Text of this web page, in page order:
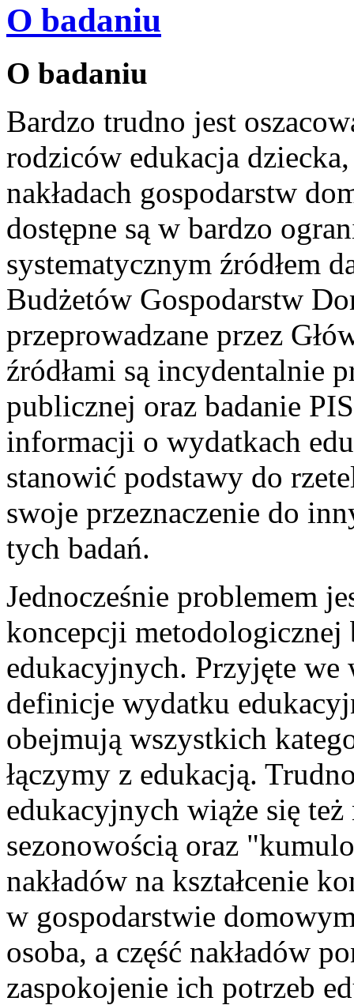
O badaniu
O badaniu
Bardzo trudno jest
rodziców edukacja
nakładach gospodarstw
dostępne są w bardzo
systematycznym źródłem
Budżetów Gospodarstw
przeprowadzane przez
źródłami są incydentalnie
publicznej oraz badanie
informacji o wydatkach
stanowić podstawy do
swoje przeznaczenie do
tych badań.
Jednocześnie problemem
koncepcji metodologicznej
edukacyjnych. Przyjęte we
definicje wydatku
obejmują wszystkich
łączymy z edukacją.
edukacyjnych wiąże się
sezonowością oraz
nakładów na kształcenie
w gospodarstwie
osoba, a część nakładów
zaspokojenie ich potrzeb